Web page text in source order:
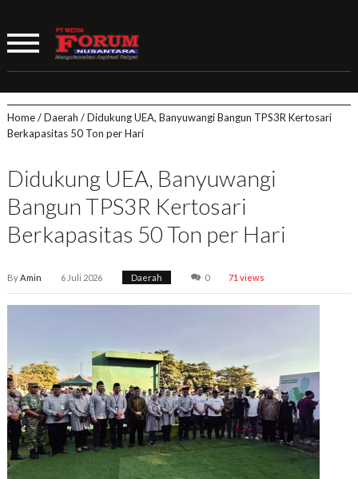
Home/Daerah /Didukung UEA, Banyuwangi Bangun TPS3R Kertosari
Berkapasitas 50 Ton per Hari
Didukung UEA, Banyuwangi
Bangun TPS3R Kertosari
Berkapasitas 50 Ton per Hari
ByAmin 6 Juli 2026 Daerah 0 71 views